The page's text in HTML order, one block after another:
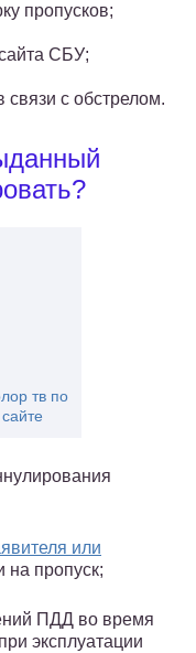
пропусков;
СБУ;
с обстрелом.
тв по
или
на пропуск;
ПДД во время
эксплуатации